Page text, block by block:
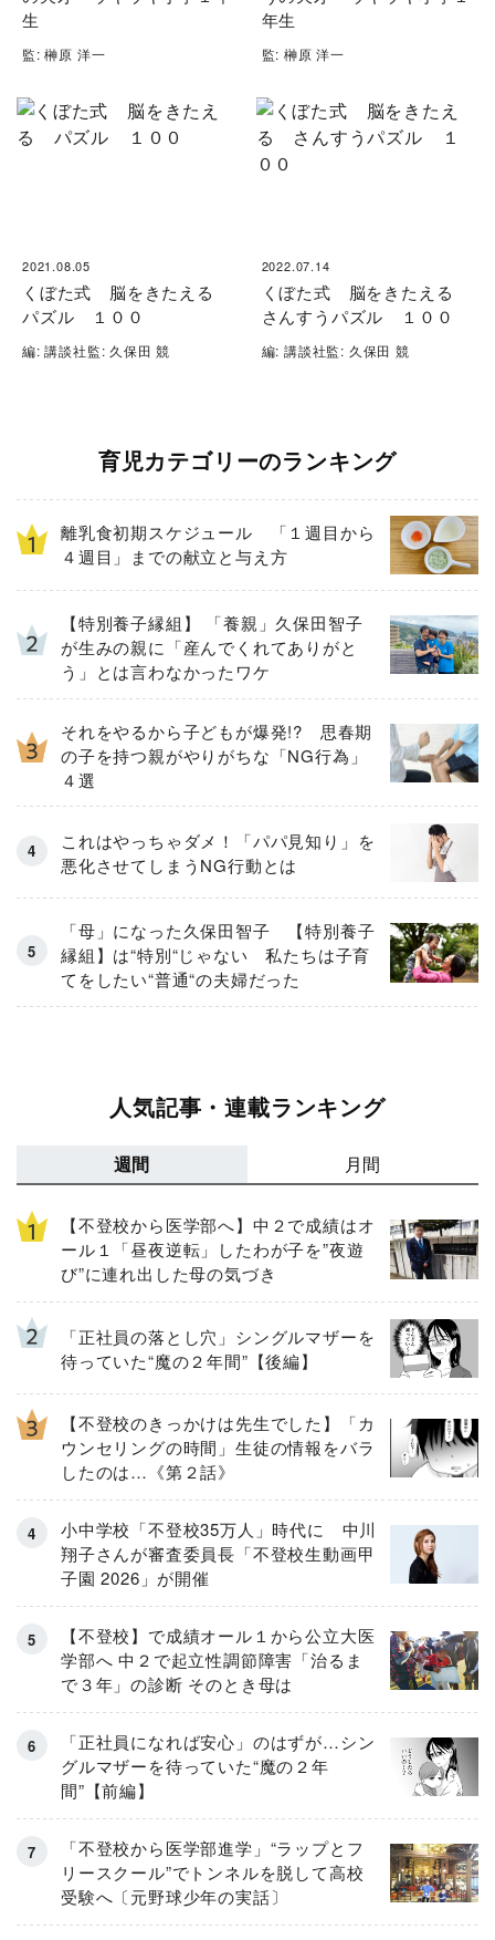
生
監: 榊原 洋一
年生
監: 榊原 洋一
2021.08.05
くぼた式 脳をきたえる
パズル １００
編: 講談社監: 久保田 競
2022.07.14
くぼた式 脳をきたえる
さんすうパズル １００
編: 講談社監: 久保田 競
育児カテゴリーのランキング
離乳食初期スケジュール 「１週目から
４週目」までの献立と与え方
【特別養子縁組】 「養親」久保田智子
が生みの親に「産んでくれてありがと
う」とは言わなかったワケ
それをやるから子どもが爆発!? 思春期
の子を持つ親がやりがちな「NG行為」
４選
これはやっちゃダメ！「パパ見知り」を
悪化させてしまうNG行動とは
「母」になった久保田智子 【特別養子
縁組】は“特別“じゃない 私たちは子育
てをしたい“普通“の夫婦だった
人気記事・連載ランキング
週間 月間
【不登校から医学部へ】中２で成績はオ
ール１「昼夜逆転」したわが子を”夜遊
び”に連れ出した母の気づき
「正社員の落とし穴」シングルマザーを
待っていた“魔の２年間”【後編】
【不登校のきっかけは先生でした】「カ
ウンセリングの時間」生徒の情報をバラ
したのは…《第２話》
小中学校「不登校35万人」時代に 中川
翔子さんが審査委員長「不登校生動画甲
子園 2026」が開催
【不登校】で成績オール１から公立大医
学部へ 中２で起立性調節障害「治るま
で３年」の診断 そのとき母は
「正社員になれば安心」のはずが…シン
グルマザーを待っていた“魔の２年
間”【前編】
「不登校から医学部進学」“ラップとフ
リースクール”でトンネルを脱して高校
受験へ〔元野球少年の実話〕